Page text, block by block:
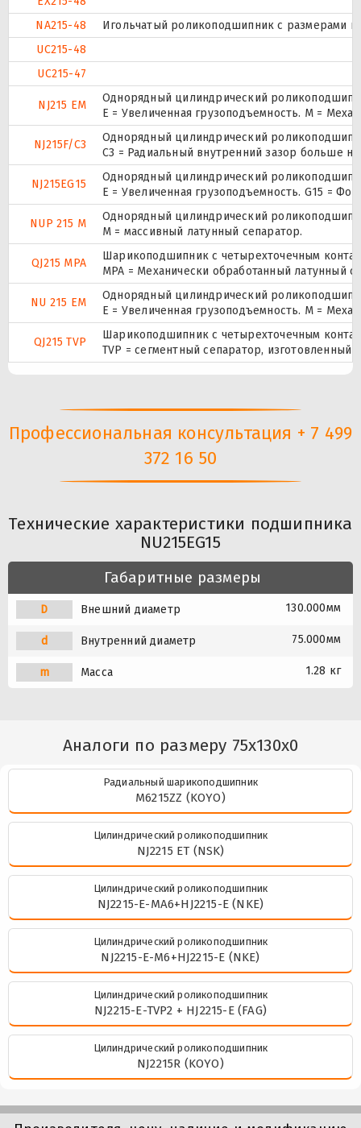
NA215-48
Игольчатый роликоподшипник с размерами
UC215-48
UC215-47
NJ215 EM
Однорядный цилиндрический
E = Увеличенная грузоподъемность. М =
NJ215F/C3
Однорядный цилиндрический
C3 = Радиальный внутренний зазор больше
NJ215EG15
Однорядный цилиндрический
E = Увеличенная грузоподъемность. G15 =
NUP 215 M
Однорядный цилиндрический
M = массивный латунный сепаратор.
QJ215 MPA
Шарикоподшипник с четырехточечным
MPA = Механически обработанный латунный
NU 215 EM
Однорядный цилиндрический
E = Увеличенная грузоподъемность. М =
QJ215 TVP
Шарикоподшипник с четырехточечным
TVP = сегментный сепаратор,
Профессиональная консультация + 7 499
372 16 50
Технические характеристики подшипника
NU215EG15
Габаритные размеры
D Внешний диаметр 130.000мм
d Внутренний диаметр 75.000мм
m Масса 1.28 кг
Аналоги по размеру 75x130x0
Радиальный шарикоподшипник
M6215ZZ (KOYO)
Цилиндрический роликоподшипник
NJ2215 ET (NSK)
Цилиндрический роликоподшипник
NJ2215-E-MA6+HJ2215-E (NKE)
Цилиндрический роликоподшипник
NJ2215-E-M6+HJ2215-E (NKE)
Цилиндрический роликоподшипник
NJ2215-E-TVP2 + HJ2215-E (FAG)
Цилиндрический роликоподшипник
NJ2215R (KOYO)